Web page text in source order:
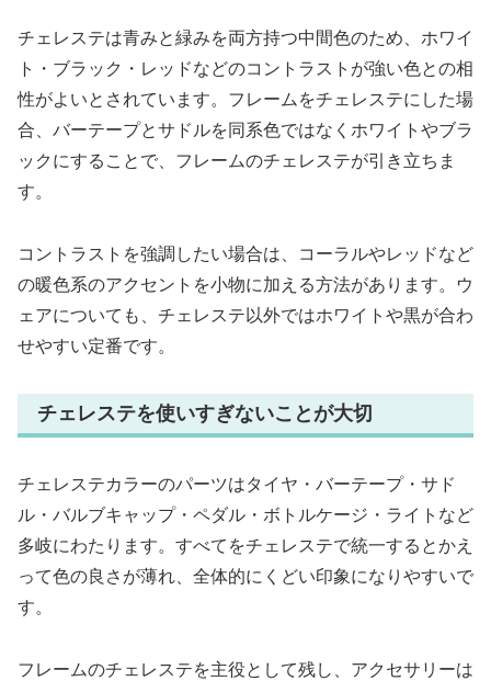
チェレステは青みと緑みを両方持つ中間色のため、ホワイ
ト・ブラック・レッドなどのコントラストが強い色との相
性がよいとされています。フレームをチェレステにした場
合、バーテープとサドルを同系色ではなくホワイトやブラ
ックにすることで、フレームのチェレステが引き立ちま
す。
コントラストを強調したい場合は、コーラルやレッドなど
の暖色系のアクセントを小物に加える方法があります。ウ
ェアについても、チェレステ以外ではホワイトや黒が合わ
せやすい定番です。
チェレステを使いすぎないことが大切
チェレステカラーのパーツはタイヤ・バーテープ・サド
ル・バルブキャップ・ペダル・ボトルケージ・ライトなど
多岐にわたります。すべてをチェレステで統一するとかえ
って色の良さが薄れ、全体的にくどい印象になりやすいで
す。
フレームのチェレステを主役として残し、アクセサリーは